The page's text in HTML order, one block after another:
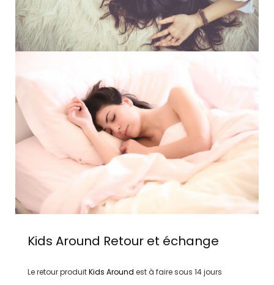
Kids Around Retour et échange
Le retour produitKids Around est à faire sous 14 jours